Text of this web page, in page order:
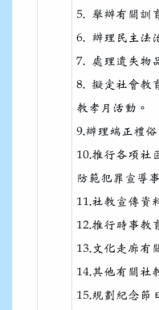
5. 舉辦有關訓
6. 辦理民主法
7. 處理遺失物
8. 擬定社會教
教孝月活動。
9.辦理端正禮
10.推行各項社
防範犯罪宣導
11.社教宣傳資
12.推行時事教
13.文化走廊有
14.其他有關社
15.規劃紀念節